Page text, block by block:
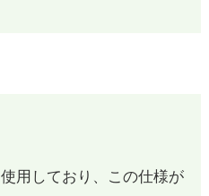
用しており、この仕様が